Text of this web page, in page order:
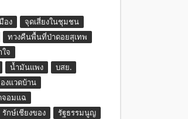
อง
จุดเสี่ยงในชุมชน
ทวงคืนพื้นที่ป่าดอยสุเทพ
ใจ
น้ำมันแพง
บสย.
งแวดบ้าน
จอมแฉ
รักษ์เชียงของ รัฐธรรมนูญ